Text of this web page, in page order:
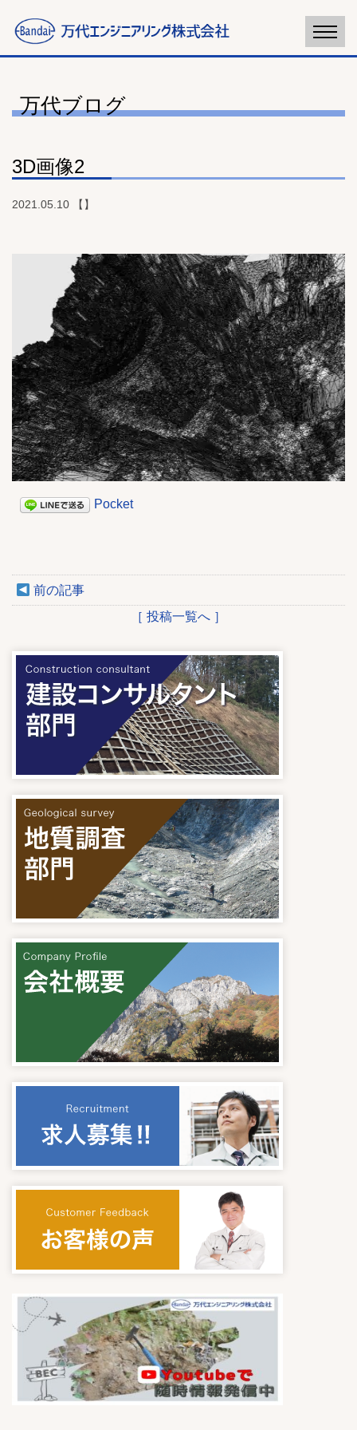
万代ブログ
3D画像2
2021.05.10 【】
Pocket
前の記事
［ 投稿一覧へ ］